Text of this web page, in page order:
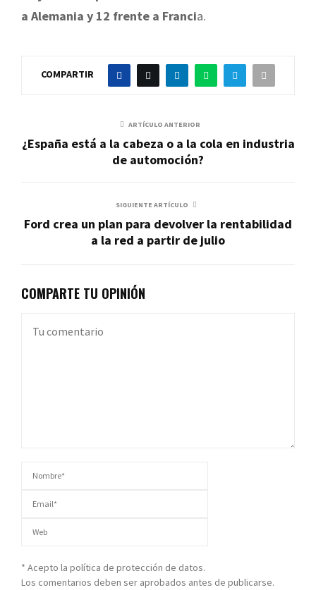
a Alemania y 12 frente a Francia.
COMPARTIR
ARTÍCULO ANTERIOR
¿España está a la cabeza o a la cola en industria
de automoción?
SIGUIENTE ARTÍCULO
Ford crea un plan para devolver la rentabilidad
a la red a partir de julio
COMPARTE TU OPINIÓN
* Acepto la política de protección de datos.
Los comentarios deben ser aprobados antes de publicarse.